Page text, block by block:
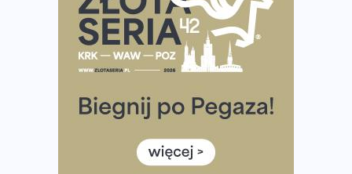
Już w tę sobotę 35. Bieg Powstania Warszawskiego.
Wystartuje rekordowa liczba uczestników
35. Bieg Powstania Warszawskiego – praktyczny
Ile razy w tygodniu biegać? 3 treningi wystarczą? Jak
często biegać, żeby robić postępy
Już w ten weekend! Przed nami Nocny Portowy Maraton